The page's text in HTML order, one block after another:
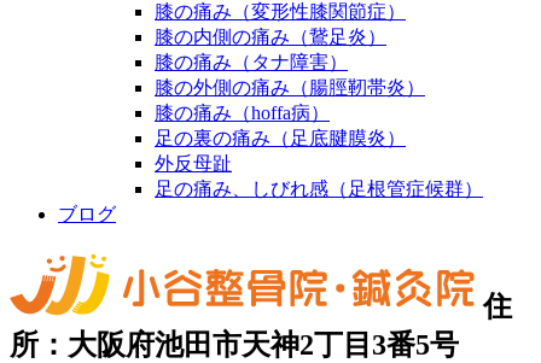
膝の痛み（変形性膝関節症）
膝の内側の痛み（鵞足炎）
膝の痛み（タナ障害）
膝の外側の痛み（腸脛靭帯炎）
膝の痛み（hoffa病）
足の裏の痛み（足底腱膜炎）
外反母趾
足の痛み、しびれ感（足根管症候群）
ブログ
住
所：大阪府池田市天神2丁目3番5号